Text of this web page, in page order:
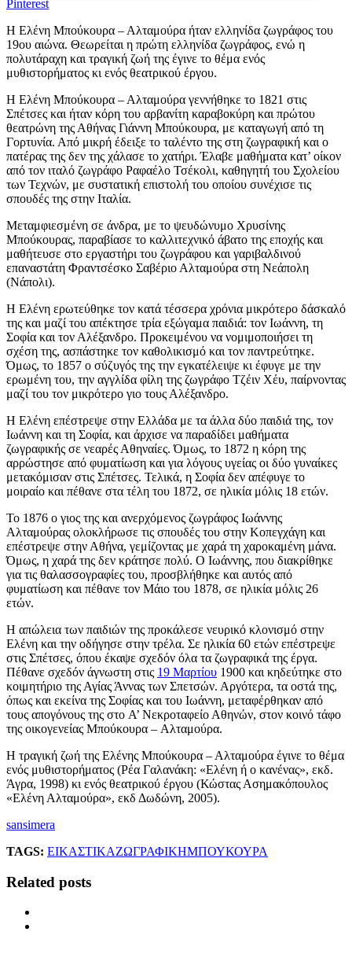
Pinterest
Η Ελένη Μπούκουρα – Αλταμούρα ήταν ελληνίδα ζωγράφος του
19ου αιώνα. Θεωρείται η πρώτη ελληνίδα ζωγράφος, ενώ η
πολυτάραχη και τραγική ζωή της έγινε το θέμα ενός
μυθιστορήματος κι ενός θεατρικού έργου.
Η Ελένη Μπούκουρα – Αλταμούρα γεννήθηκε το 1821 στις
Σπέτσες και ήταν κόρη του αρβανίτη καραβοκύρη και πρώτου
θεατρώνη της Αθήνας Γιάννη Μπούκουρα, με καταγωγή από τη
Γορτυνία. Από μικρή έδειξε το ταλέντο της στη ζωγραφική και ο
πατέρας της δεν της χάλασε το χατήρι. Έλαβε μαθήματα κατ’ οίκον
από τον ιταλό ζωγράφο Ραφαέλο Τσέκολι, καθηγητή του Σχολείου
των Τεχνών, με συστατική επιστολή του οποίου συνέχισε τις
σπουδές της στην Ιταλία.
Μεταμφιεσμένη σε άνδρα, με το ψευδώνυμο Χρυσίνης
Μπούκουρας, παραβίασε το καλλιτεχνικό άβατο της εποχής και
μαθήτευσε στο εργαστήρι του ζωγράφου και γαριβαλδινού
επαναστάτη Φραντσέσκο Σαβέριο Αλταμούρα στη Νεάπολη
(Νάπολι).
Η Ελένη ερωτεύθηκε τον κατά τέσσερα χρόνια μικρότερο δάσκαλό
της και μαζί του απέκτησε τρία εξώγαμα παιδιά: τον Ιωάννη, τη
Σοφία και τον Αλέξανδρο. Προκειμένου να νομιμοποιήσει τη
σχέση της, ασπάστηκε τον καθολικισμό και τον παντρεύτηκε.
Όμως, το 1857 ο σύζυγός της την εγκατέλειψε κι έφυγε με την
ερωμένη του, την αγγλίδα φίλη της ζωγράφο Τζέιν Χέυ, παίρνοντας
μαζί του τον μικρότερο γιο τους Αλέξανδρο.
Η Ελένη επέστρεψε στην Ελλάδα με τα άλλα δύο παιδιά της, τον
Ιωάννη και τη Σοφία, και άρχισε να παραδίδει μαθήματα
ζωγραφικής σε νεαρές Αθηναίες. Όμως, το 1872 η κόρη της
αρρώστησε από φυματίωση και για λόγους υγείας οι δύο γυναίκες
μετακόμισαν στις Σπέτσες. Τελικά, η Σοφία δεν απέφυγε το
μοιραίο και πέθανε στα τέλη του 1872, σε ηλικία μόλις 18 ετών.
Το 1876 ο γιος της και ανερχόμενος ζωγράφος Ιωάννης
Αλταμούρας ολοκλήρωσε τις σπουδές του στην Κοπεγχάγη και
επέστρεψε στην Αθήνα, γεμίζοντας με χαρά τη χαροκαμένη μάνα.
Όμως, η χαρά της δεν κράτησε πολύ. Ο Ιωάννης, που διακρίθηκε
για τις θαλασσογραφίες του, προσβλήθηκε και αυτός από
φυματίωση και πέθανε τον Μάιο του 1878, σε ηλικία μόλις 26
ετών.
Η απώλεια των παιδιών της προκάλεσε νευρικό κλονισμό στην
Ελένη και την οδήγησε στην τρέλα. Σε ηλικία 60 ετών επέστρεψε
στις Σπέτσες, όπου έκαψε σχεδόν όλα τα ζωγραφικά της έργα.
Πέθανε σχεδόν άγνωστη στις 19 Μαρτίου 1900 και κηδεύτηκε στο
κοιμητήριο της Αγίας Άννας των Σπετσών. Αργότερα, τα οστά της,
όπως και εκείνα της Σοφίας και του Ιωάννη, μεταφέρθηκαν από
τους απογόνους της στο A’ Νεκροταφείο Αθηνών, στον κοινό τάφο
της οικογενείας Mπούκουρα – Aλταμούρα.
Η τραγική ζωή της Ελένης Μπούκουρα – Αλταμούρα έγινε το θέμα
ενός μυθιστορήματος (Ρέα Γαλανάκη: «Ελένη ή ο κανένας», εκδ.
Άγρα, 1998) κι ενός θεατρικού έργου (Κώστας Ασημακόπουλος
«Ελένη Αλταμούρα», εκδ Δωδώνη, 2005).
sansimera
TAGS: ΕΙΚΑΣΤΙΚΑΖΩΓΡΑΦΙΚΗΜΠΟΥΚΟΥΡΑ
Related posts